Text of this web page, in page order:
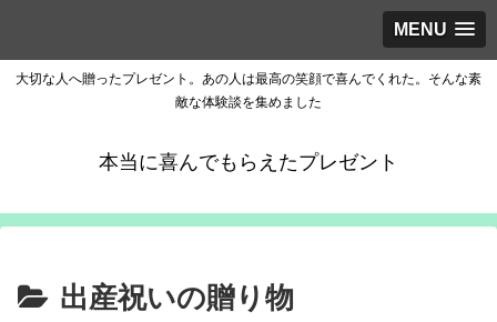
MENU
大切な人へ贈ったプレゼント。あの人は最高の笑顔で喜んでくれた。そんな素
敵な体験談を集めました
本当に喜んでもらえたプレゼント
出産祝いの贈り物